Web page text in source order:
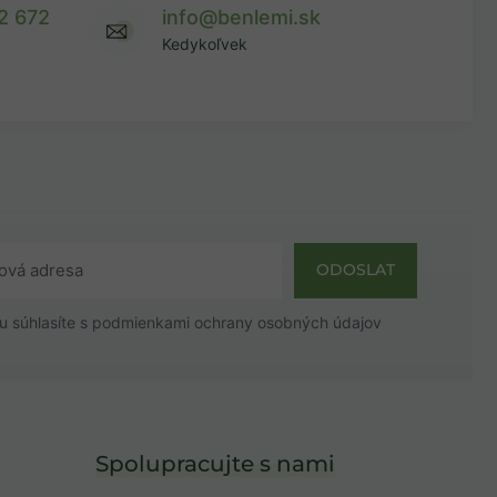
672 info@benlemi.sk
Kedykoľvek
ODOSLAT
súhlasíte s podmienkami ochrany osobných údajov
Spolupracujte s nami